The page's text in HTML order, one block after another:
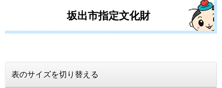
坂出市指定文化財
表のサイズを切り替える